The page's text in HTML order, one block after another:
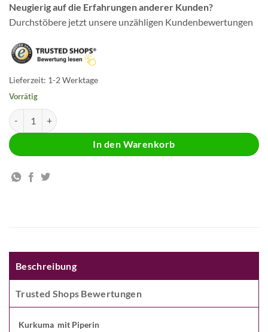
Neugierig auf die Erfahrungen anderer Kunden?
Durchstöbere jetzt unsere unzähligen Kundenbewertungen
Lieferzeit: 1-2 Werktage
Vorrätig
Kurkuma mit Piperin Menge
In den Warenkorb
Beschreibung
Trusted Shops Bewertungen
Kurkuma mit Piperin